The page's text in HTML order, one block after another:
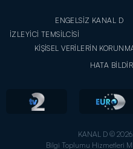
ENGELSİZ KANAL D
İZLEYİCİ TEMSİLCİSİ
KİŞİSEL VERİLERİN
HATA BİLDİR
KANAL D © 2026.
Bilgi Toplumu Hizmetleri